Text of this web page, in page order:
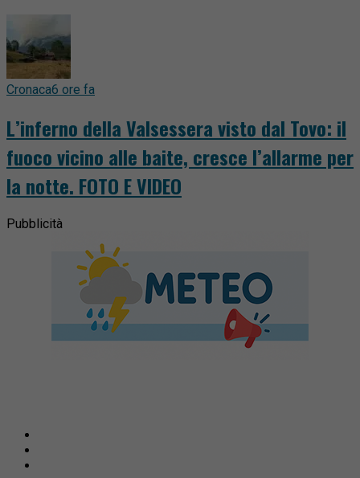
Cronaca6 ore fa
L’inferno della Valsessera visto dal Tovo: il
fuoco vicino alle baite, cresce l’allarme per
la notte. FOTO E VIDEO
Pubblicità